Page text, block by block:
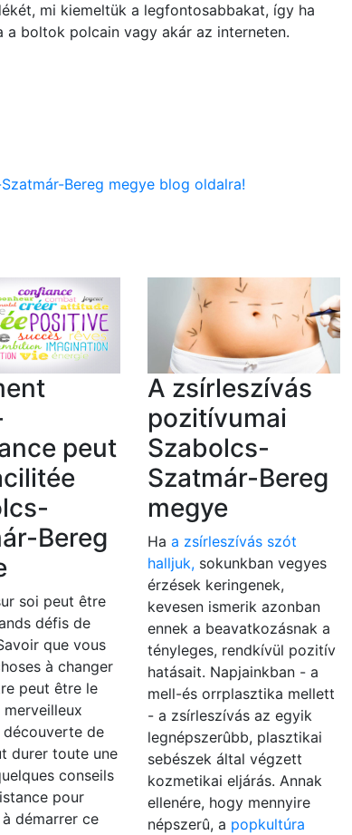
mi kiemeltük a legfontosabbakat, így ha
a boltok polcain vagy akár az interneten.
Bereg megye blog oldalra!
peut
Bereg
soi peut être
défis de
que vous
à changer
peut être le
de
durer toute une
conseils
pour
démarrer ce
A zsírleszívás
pozitívumai
Szabolcs-
Szatmár-Bereg
megye
Ha a zsírleszívás szót
halljuk,sokunkban vegyes
érzések keringenek,
kevesen ismerik azonban
ennek a beavatkozásnak a
tényleges, rendkívül pozitív
hatásait. Napjainkban - a
mell-és orrplasztika mellett
- a zsírleszívás az egyik
legnépszerûbb, plasztikai
sebészek által végzett
kozmetikai eljárás. Annak
ellenére, hogy mennyire
népszerû, a popkultúra